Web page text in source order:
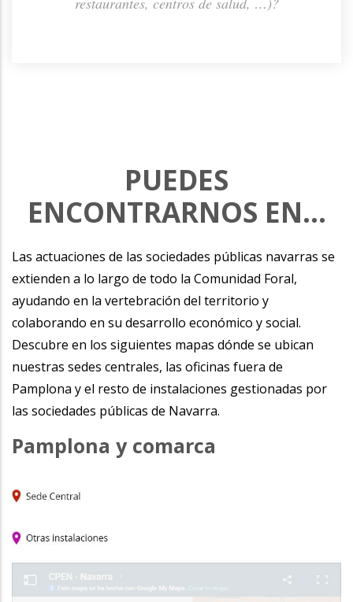
PUEDES
ENCONTRARNOS EN...
Las actuaciones de las sociedades públicas navarras se
extienden a lo largo de todo la Comunidad Foral,
ayudando en la vertebración del territorio y
colaborando en su desarrollo económico y social.
Descubre en los siguientes mapas dónde se ubican
nuestras sedes centrales, las oficinas fuera de
Pamplona y el resto de instalaciones gestionadas por
las sociedades públicas de Navarra.
Pamplona y comarca